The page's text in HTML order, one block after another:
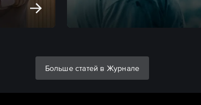
Больше статей в Журнале